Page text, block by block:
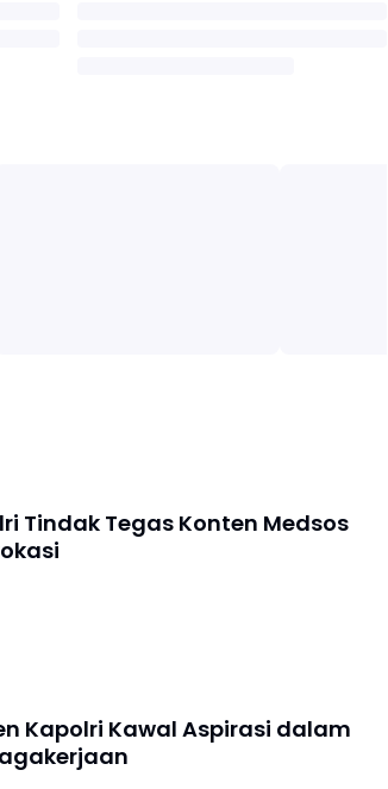
Tindak Tegas Konten Medsos
Kapolri Kawal Aspirasi dalam